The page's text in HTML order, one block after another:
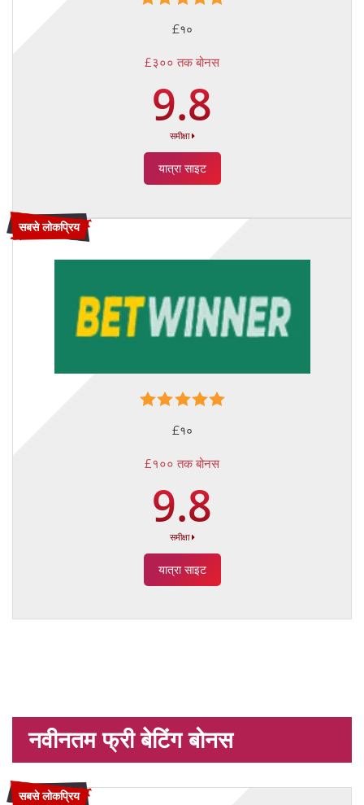
£१०
£३०० तक बोनस
9.8
समीक्षा
यात्रा साइट
सबसे लोकप्रिय
£१०
£१०० तक बोनस
9.8
समीक्षा
यात्रा साइट
नवीनतम फ्री बेटिंग बोनस
सबसे लोकप्रिय